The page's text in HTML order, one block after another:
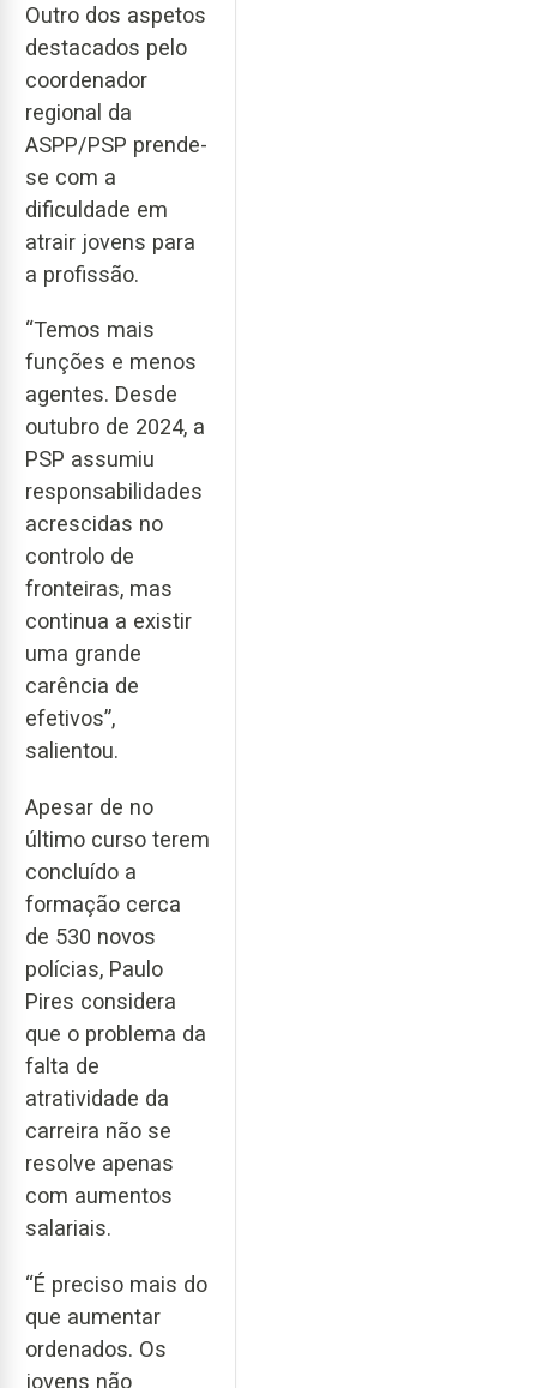
Outro dos aspetos
destacados pelo
coordenador
regional da
ASPP/PSP prende-
se com a
dificuldade em
atrair jovens para
a profissão.
“Temos mais
funções e menos
agentes. Desde
outubro de 2024, a
PSP assumiu
responsabilidades
acrescidas no
controlo de
fronteiras, mas
continua a existir
uma grande
carência de
efetivos”,
salientou.
Apesar de no
último curso terem
concluído a
formação cerca
de 530 novos
polícias, Paulo
Pires considera
que o problema da
falta de
atratividade da
carreira não se
resolve apenas
com aumentos
salariais.
“É preciso mais do
que aumentar
ordenados. Os
jovens não